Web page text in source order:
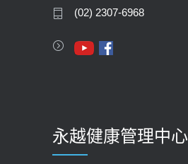
2023-09-27
(02) 2307-6968
永越健康管理中心